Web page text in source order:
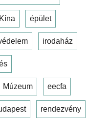
Kína épület
irodaház
Múzeum eecfa
rendezvény